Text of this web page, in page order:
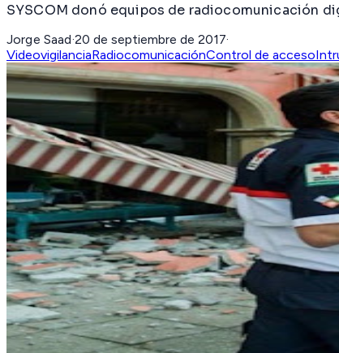
SYSCOM donó equipos de radiocomunicación
Jorge Saad·20 de septiembre de 2017·
VideovigilanciaRadiocomunicaciónControl de acceso